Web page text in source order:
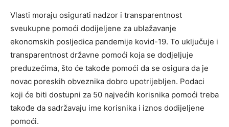
Vlasti moraju osigurati nadzor i transparentnost
sveukupne pomoći dodijeljene za ublažavanje
ekonomskih posljedica pandemije kovid-19. To uključuje i
transparentnost državne pomoći koja se dodjeljuje
preduzećima, što će takođe pomoći da se osigura da je
novac poreskih obveznika dobro upotrijebljen. Podaci
koji će biti dostupni za 50 najvećih korisnika pomoći treba
takođe da sadržavaju ime korisnika i iznos dodijeljene
pomoći.